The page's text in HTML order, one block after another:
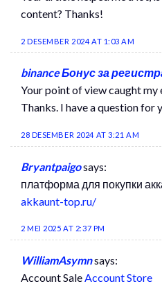
content? Thanks!
2 DESEMBER 2024 AT 1:03 AM
binance Бонус за
Your point of view caught my
Thanks. I have a question for
28 DESEMBER 2024 AT 3:21 AM
Bryantpaigosays:
платформа для покупки
akkaunt-top.ru/
2 MEI 2025 AT 2:37 PM
WilliamAsymnsays:
Account SaleAccount Store